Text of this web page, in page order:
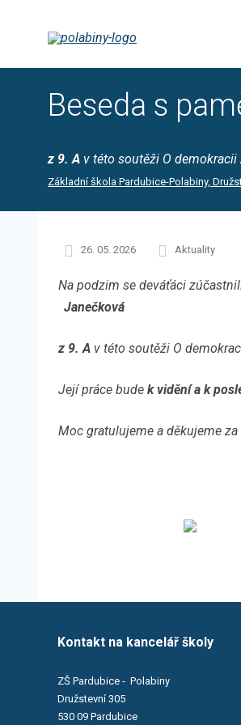
Beseda s
z 9. A v této soutěži O demokracii
Základní škola Pardubice-Polabiny,
26. 05. 2026 Aktuality
Na podzim se deváťáci
Janečková
z 9. A v této soutěži O
Její práce bude k vidění a k
Moc gratulujeme a děkujeme
Kontakt na kancelář školy
ZŠ Pardubice - Polabiny
Družstevní 305
530 09 Pardubice